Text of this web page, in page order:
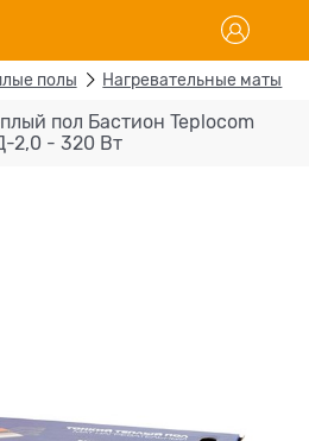
полы Нагревательные маты
пол Бастион Teplocom
2,0 - 320 Вт